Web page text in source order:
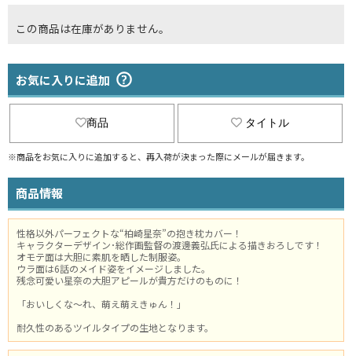
この商品は在庫がありません。
お気に入りに追加
商品 タイトル
※商品をお気に入りに追加すると、再入荷が決まった際にメールが届きます。
商品情報
性格以外パーフェクトな“柏崎星奈”の抱き枕カバー！
キャラクターデザイン･総作画監督の渡邊義弘氏による描きおろしです！
オモテ面は大胆に素肌を晒した制服姿。
ウラ面は6話のメイド姿をイメージしました。
残念可愛い星奈の大胆アピールが貴方だけのものに！
「おいしくな～れ、萌え萌えきゅん！」
耐久性のあるツイルタイプの生地となります。